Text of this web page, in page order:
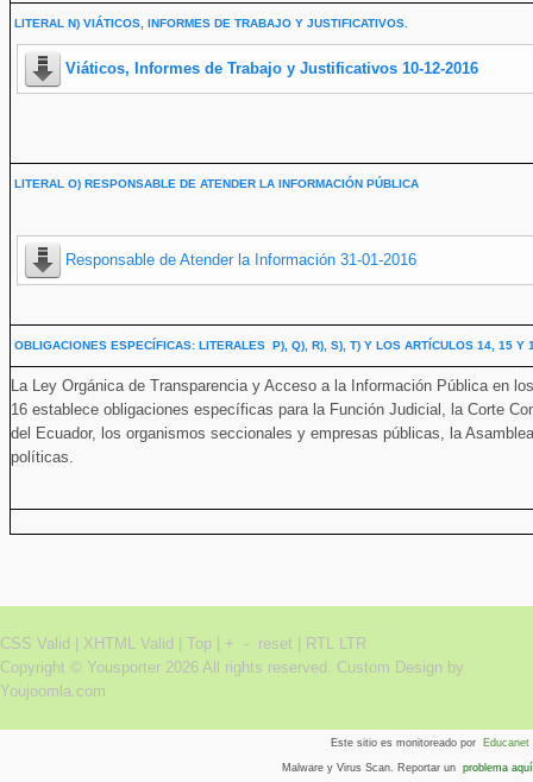
LITERAL N) VIÁTICOS, INFORMES DE TRABAJO Y JUSTIFICATIVOS.
Viáticos, Informes de Trabajo y Justificativos 10-12-2016
LITERAL O) RESPONSABLE DE ATENDER LA INFORMACIÓN PÚBLICA
Responsable de Atender la Información 31-01-2016
OBLIGACIONES ESPECÍFICAS: LITERALES P), Q), R), S), T) Y LOS ARTÍCULOS 14, 15 Y
La Ley Orgánica de Transparencia y Acceso a la Información Pública en
16 establece obligaciones específicas para la Función Judicial, la Corte
del Ecuador, los organismos seccionales y empresas públicas, la
políticas.
CSS Valid | XHTML Valid | Top + - reset RTL
LTR
Copyright © Yousporter 2026 All rights reserved. Custom Design by
Youjoomla.com
Este sitio es monitoreado por Educanet
Malware y Virus Scan. Reportar un problema aquí